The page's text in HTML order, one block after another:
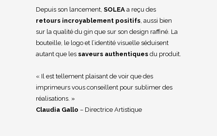
Depuis son lancement, SOLEA a reçu des
retours incroyablement positifs , aussi bien
sur la qualité du gin que sur son design raffiné. La
bouteille, le logo et l’identité visuelle séduisent
autant que les saveurs authentiques du produit.
« Il est tellement plaisant de voir que des
imprimeurs vous conseillent pour sublimer des
réalisations. »
Claudia Gallo – Directrice Artistique